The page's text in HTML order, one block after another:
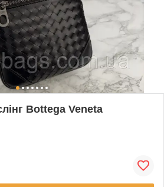
Bottega Veneta